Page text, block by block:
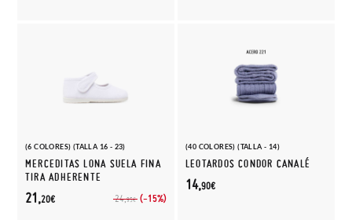
(6 COLORES) (TALLA 16 - 23)
MERCEDITAS LONA SUELA FINA
TIRA ADHERENTE
24,95€ (-15%)
21,20€
(40 COLORES) (TALLA - 14)
LEOTARDOS CONDOR CANALÉ
14,90€